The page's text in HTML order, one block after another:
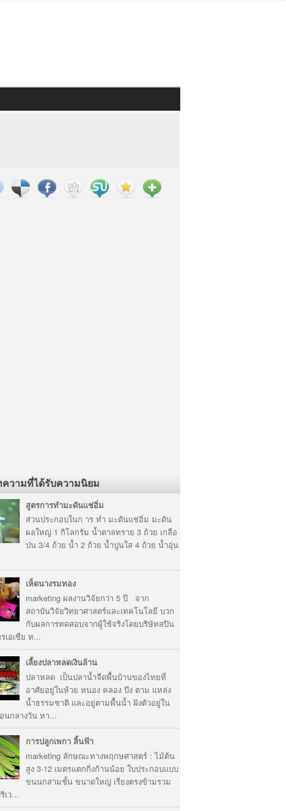
ความที่ได้รับความนิยม
สูตรการทำมะดันแช่อิ่ม
ส่วนประกอบในก าร ทำ มะดันแช่อิ่ม มะดัน
ผลใหญ่ 1 กิโลกรัม น้ำตาลทราย 3 ถ้วย เกลือ
ป่น 3/4 ถ้วย น้ำ 2 ถ้วย น้ำปูนใส 4 ถ้วย น้ำอุ่น
เห็ดนางรมทอง
marketing ผลงานวิจัยกว่า 5 ปี จาก
สถาบันวิจัยวิทยาศาสตร์และเทคโนโลยี บวก
กับผลการทดสอบจากผู้ใช้จริงโดยบริษัทสปิน
เอเชีย ท...
เลี้ยงปลาหลดเงินล้าน
ปลาหลด เป็นปลาน้ำจืดพื้นบ้านของไทยที่
อาศัยอยู่ในห้วย หนอง คลอง บึง ตาม แหล่ง
น้ำธรรมชาติ และอยู่ตามพื้นน้ำ ฝังตัวอยู่ใน
นกลางวัน หา...
การปลูกเพกา ลิ้นฟ้า
marketing ลักษณะทางพฤกษศาสตร์ : ไม้ต้น
สูง 3-12 เมตรแตกกิ่งก้านน้อย ใบประกอบแบบ
ขนนกสามชั้น ขนาดใหญ่ เรียงตรงข้ามรวม
เว...